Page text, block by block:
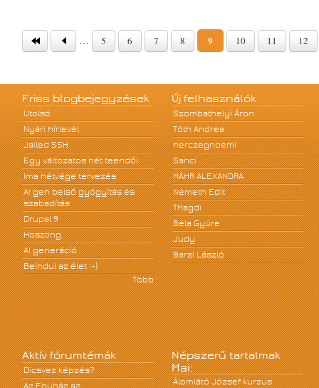
Oldalak … 5 6 7 8 9 10 11 12
Friss blogbejegyzések
Utolsó
Nyári hírlevél
Jailed SSH
Egy változatos hét teendői
Ima hétvége tervezés
A! gen belső gyógyítás és
szabadítás
Drupal 9
Hoszting
A! generáció
Beindul az élet :-)
Több
Új felhasználók
Szombathelyi Áron
Tóth Andrea
herczegnoemi
Sanci
MÁHR ALEXANDRA
Németh Edit
TMagdi
Béla Gyüre
Judy
Barsi László
Aktív fórumtémák
Dicsvez képzés?
Az Egyház az
Népszerű tartalmak
Mai:
Álomlátó József kurzus